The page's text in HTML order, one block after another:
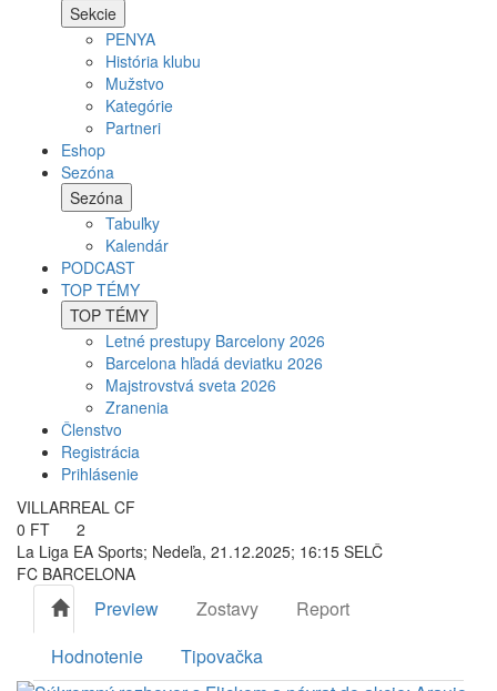
Sekcie
PENYA
História klubu
Mužstvo
Kategórie
Partneri
Eshop
Sezóna
Sezóna
Tabuľky
Kalendár
PODCAST
TOP TÉMY
TOP TÉMY
Letné prestupy Barcelony 2026
Barcelona hľadá deviatku 2026
Majstrovstvá sveta 2026
Zranenia
Členstvo
Registrácia
Prihlásenie
VILLARREAL CF
0 FT
2
La Liga EA Sports; Nedeľa, 21.12.2025; 16:15 SELČ
FC BARCELONA
Preview Zostavy
Report
Hodnotenie
Tipovačka